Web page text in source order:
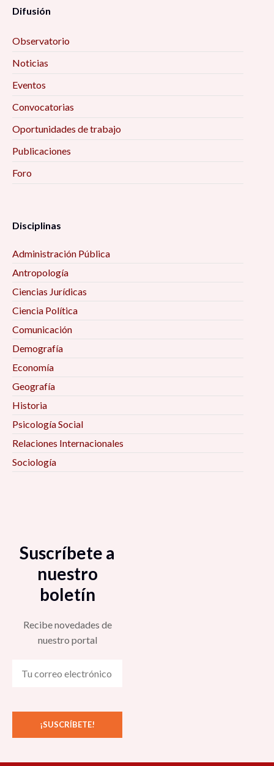
Difusión
Observatorio
Noticias
Eventos
Convocatorias
Oportunidades de trabajo
Publicaciones
Foro
Disciplinas
Administración Pública
Antropología
Ciencias Jurídicas
Ciencia Política
Comunicación
Demografía
Economía
Geografía
Historia
Psicología Social
Relaciones Internacionales
Sociología
Suscríbete a
nuestro
boletín
Recibe novedades de
nuestro portal